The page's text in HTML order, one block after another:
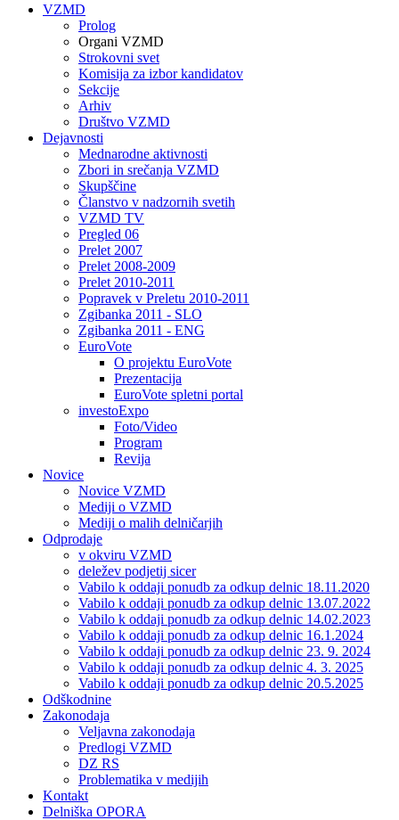
VZMD
Prolog
Organi VZMD
Strokovni svet
Komisija za izbor kandidatov
Sekcije
Arhiv
Društvo VZMD
Dejavnosti
Mednarodne aktivnosti
Zbori in srečanja VZMD
Skupščine
Članstvo v nadzornih svetih
VZMD TV
Pregled 06
Prelet 2007
Prelet 2008-2009
Prelet 2010-2011
Popravek v Preletu 2010-2011
Zgibanka 2011 - SLO
Zgibanka 2011 - ENG
EuroVote
O projektu EuroVote
Prezentacija
EuroVote spletni portal
investoExpo
Foto/Video
Program
Revija
Novice
Novice VZMD
Mediji o VZMD
Mediji o malih delničarjih
Odprodaje
v okviru VZMD
deležev podjetij sicer
Vabilo k oddaji ponudb za odkup delnic 18.11.2020
Vabilo k oddaji ponudb za odkup delnic 13.07.2022
Vabilo k oddaji ponudb za odkup delnic 14.02.2023
Vabilo k oddaji ponudb za odkup delnic 16.1.2024
Vabilo k oddaji ponudb za odkup delnic 23. 9. 2024
Vabilo k oddaji ponudb za odkup delnic 4. 3. 2025
Vabilo k oddaji ponudb za odkup delnic 20.5.2025
Odškodnine
Zakonodaja
Veljavna zakonodaja
Predlogi VZMD
DZ RS
Problematika v medijih
Kontakt
Delniška OPORA